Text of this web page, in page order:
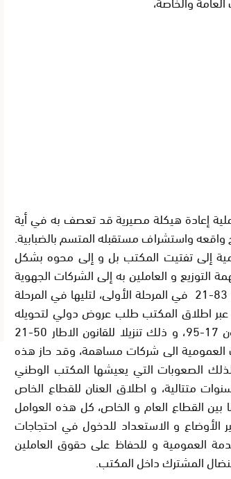
إعادة هيكلة مصيرية قد تعصف به في أية
واقعه واستشراف مستقبله المتسم بالضبابية.
إلى تفتيت المكتب بل و إلى محوه بشكل
التوزيع و العاملين به إلى الشركات الجهوية
متعددة الخدمات باثني عشرة جهة بالبلاد تفعيلا للقانون 83-21 في المرحلة الأولى، لتليها في المرحلة
عبر اطلاق المكتب طلب عروض دولي لتحويله
من مؤسسة عمومية إلى شركة مساهمة خاضعة للقانون 17-95، و ذلك تنزيلا للقانون الاطار 50-21
العمومية الى شركات مساهمة، وقد حاز هذه
الصعوبات التي يعيشها المكتب الوطني
متتالية، و اطلاق العنان للقطاع الخاص
بين القطاع العام و الخاص، كل هذه العوامل
و الاستعداد للدخول في احتجاجات
العمومية و للحفاظ على حقوق العاملين
المشترك داخل المكتب.